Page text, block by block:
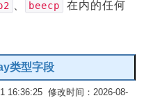
beecp
在内的任何
类型字段
16:36:25 修改时间：2026-08-